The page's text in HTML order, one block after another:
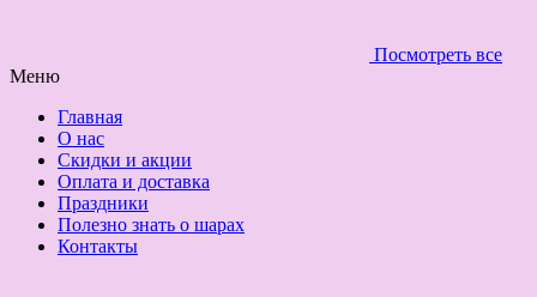
Посмотреть все
Меню
Главная
О нас
Скидки и акции
Оплата и доставка
Праздники
Полезно знать о шарах
Контакты